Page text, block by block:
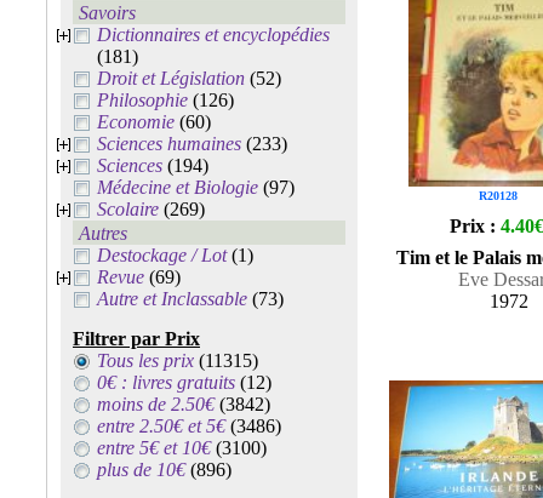
Savoirs
Dictionnaires et encyclopédies
(181)
Droit et Législation (52)
Philosophie (126)
Economie (60)
Sciences humaines (233)
Sciences (194)
Médecine et Biologie (97)
Scolaire (269)
Autres
Destockage / Lot(1)
Revue (69)
Autre et Inclassable (73)
Filtrer par Prix
Tous les prix (11315)
0€ : livres gratuits (12)
moins de 2.50€(3842)
entre 2.50€ et 5€(3486)
entre 5€ et 10€(3100)
plus de 10€(896)
R20128
Prix : 4.40€
Tim et le Palais
Eve
1972